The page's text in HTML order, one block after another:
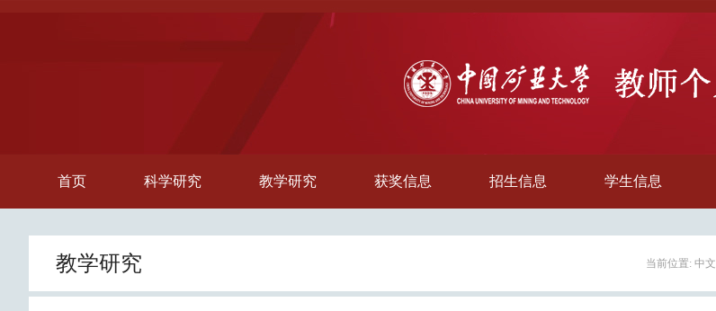
首页 科学研究 教学研究 获奖信息 招生信息 学生信息
教学研究 当前位置: 中